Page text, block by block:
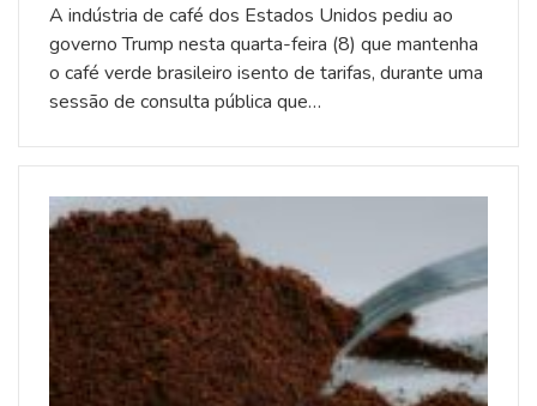
A indústria de café dos Estados Unidos pediu ao
governo Trump nesta quarta-feira (8) que mantenha
o café verde brasileiro isento de tarifas, durante uma
sessão de consulta pública que…